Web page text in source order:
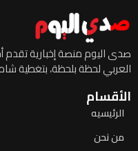
صدى اليوم منصة إخبارية تقدم
العربي لحظة بلحظة، بتغطية
الأقسام
الرئيسيه
من نحن